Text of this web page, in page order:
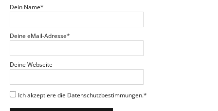
Dein Name*
Deine eMail-Adresse*
Deine Webseite
Ich akzeptiere die Datenschutzbestimmungen.*